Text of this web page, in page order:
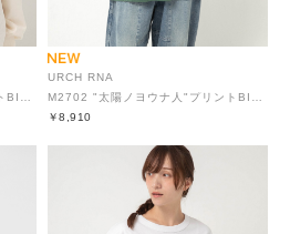
URCH RNA
￥8,910